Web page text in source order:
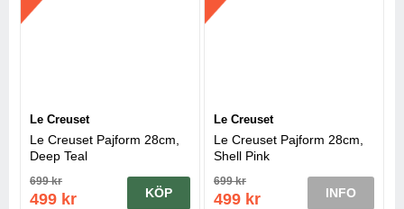
Le Creuset
Le Creuset Pajform 28cm,
Deep Teal
699 kr
499 kr KÖP
Le Creuset
Le Creuset Pajform 28cm,
Shell Pink
699 kr
499 kr INFO